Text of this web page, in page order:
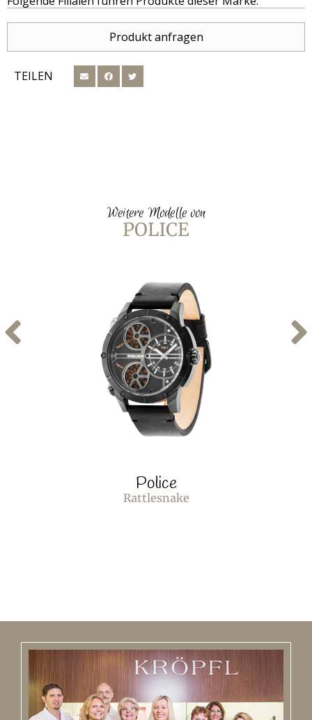
Produkt anfragen
TEILEN
Weitere Modelle von
POLICE
Police
Rattlesnake